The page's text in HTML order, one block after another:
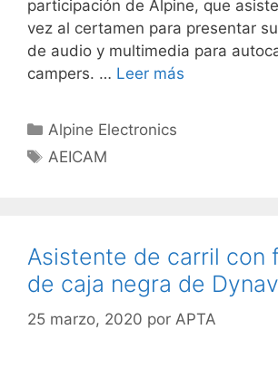
participación de Alpine, que
vez al certamen para presentar
de audio y multimedia para
campers. … Leer más
Alpine Electronics
AEICAM
Asistente de carril con
de caja negra de
25 marzo, 2020 por APTA